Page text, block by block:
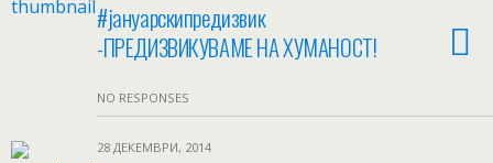
#јануарскипредизвик
-ПРЕДИЗВИКУВАМЕ НА ХУМАНОСT!
NO RESPONSES
28 ДЕКЕМВРИ, 2014